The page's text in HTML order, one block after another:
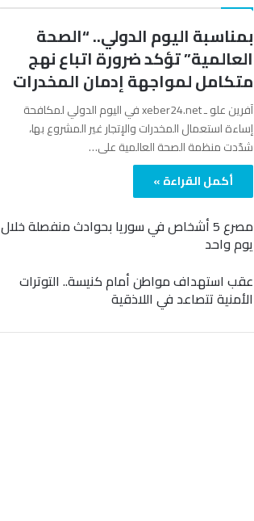
بمناسبة اليوم الدولي.. “الصحة
العالمية” تؤكد ضرورة اتباع نهج
متكامل لمواجهة إدمان المخدرات
آفرين علو ـ xeber24.net في اليوم الدولي لمكافحة
إساءة استعمال المخدرات والإتجار غير المشروع بها،
شدّدت منظمة الصحة العالمية على…
أكمل القراءة »
مصرع 5 أشخاص في سوريا بحوادث منفصلة خلال
يوم واحد
عقب استهداف مواطن أمام كنيسة.. التوترات
الأمنية تتصاعد في اللاذقية